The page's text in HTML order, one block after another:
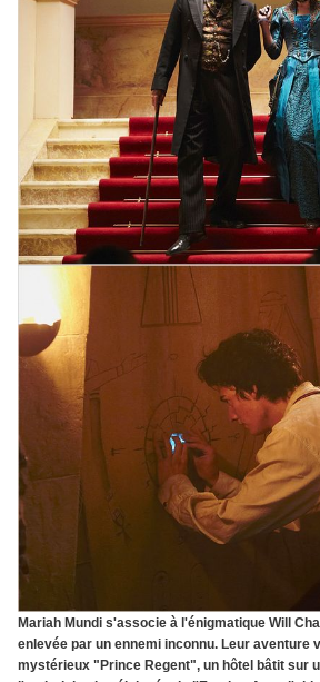
Mariah Mundi s'associe à l'énigmatique Will
enlevée par un ennemi inconnu. Leur aventure
mystérieux "Prince Regent", un hôtel bâtit sur